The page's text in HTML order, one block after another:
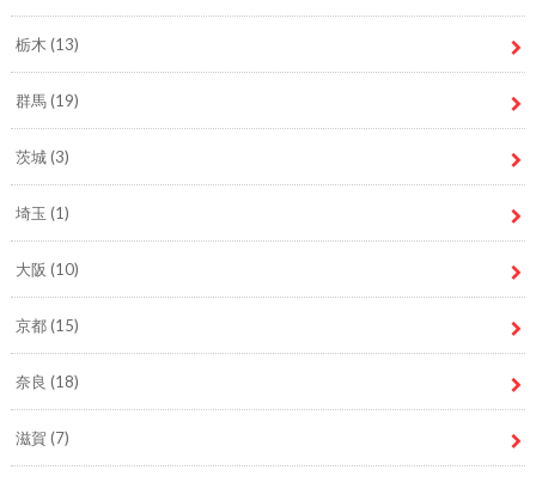
栃木 (13)
群馬(19)
茨城(3)
埼玉 (1)
大阪 (10)
京都(15)
奈良 (18)
滋賀 (7)